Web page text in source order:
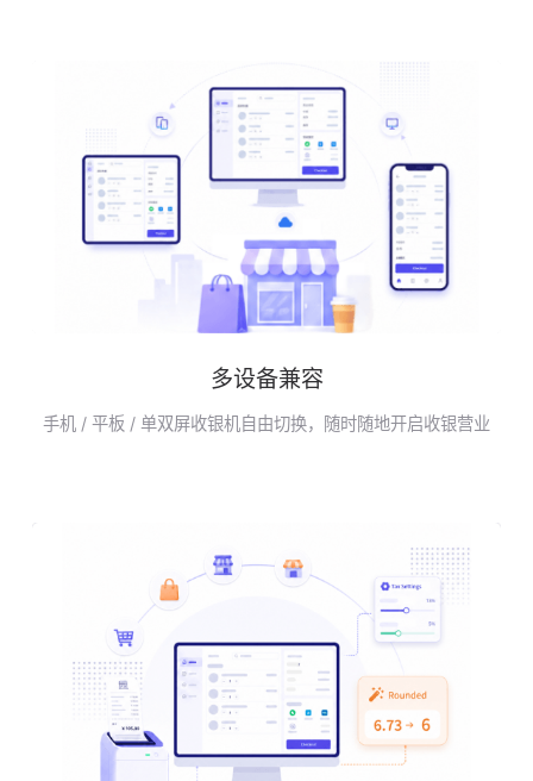
多设备兼容
手机 / 平板 / 单双屏收银机自由切换，随时随地开启收银营业